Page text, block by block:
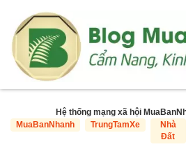
Hệ thống mạng xã hội
MuaBanNhanh
TrungTamXe
Nhà
Đất